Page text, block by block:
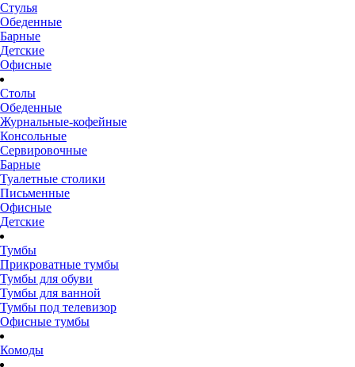
Стулья
Обеденные
Барные
Детские
Офисные
Столы
Обеденные
Журнальные-кофейные
Консольные
Сервировочные
Барные
Туалетные столики
Письменные
Офисные
Детские
Тумбы
Прикроватные тумбы
Тумбы для обуви
Тумбы для ванной
Тумбы под телевизор
Офисные тумбы
Комоды